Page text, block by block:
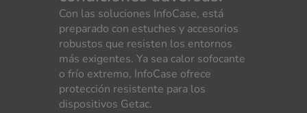
Con las soluciones InfoCase, está
preparado con estuches y accesorios
robustos que resisten los entornos
más exigentes. Ya sea calor sofocante
o frío extremo, InfoCase ofrece
protección resistente para los
dispositivos Getac.